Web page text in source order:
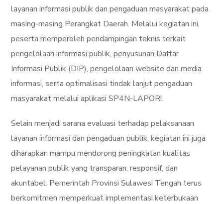
layanan informasi publik dan pengaduan masyarakat pada
masing-masing Perangkat Daerah. Melalui kegiatan ini,
peserta memperoleh pendampingan teknis terkait
pengelolaan informasi publik, penyusunan Daftar
Informasi Publik (DIP), pengelolaan website dan media
informasi, serta optimalisasi tindak lanjut pengaduan
masyarakat melalui aplikasi SP4N-LAPOR!.
Selain menjadi sarana evaluasi terhadap pelaksanaan
layanan informasi dan pengaduan publik, kegiatan ini juga
diharapkan mampu mendorong peningkatan kualitas
pelayanan publik yang transparan, responsif, dan
akuntabel. Pemerintah Provinsi Sulawesi Tengah terus
berkomitmen memperkuat implementasi keterbukaan